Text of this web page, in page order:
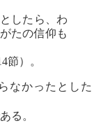
したら、わ
たの信仰も
節）。
なかったとした
る。